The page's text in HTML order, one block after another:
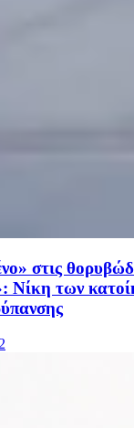
στις
Νίκη των